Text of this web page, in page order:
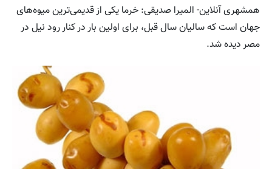
همشهری آنلاین- المیرا صدیقی: خرما یکی از قدیمی‌ترین میوه‌های
جهان است که سالیان سال قبل، برای اولین بار در کنار رود نیل در
مصر دیده شد.